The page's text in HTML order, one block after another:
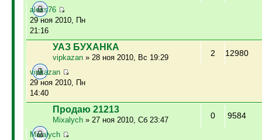
alexs76
29 ноя 2010, Пн
21:16
УАЗ БУХАНКА
vipkazan» 28 ноя 2010, Вс 19:29 2 12980
vipkazan
29 ноя 2010, Пн
14:40
Продаю 21213
Mixalych» 27 ноя 2010, Сб 23:47 0 9584
Mixalych